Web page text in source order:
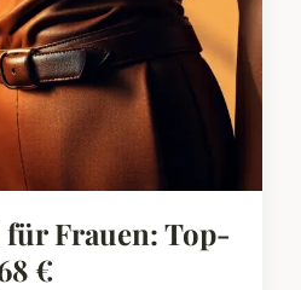
Frauen: Top-
€